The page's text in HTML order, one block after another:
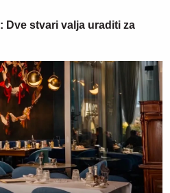
Dve stvari valja uraditi za